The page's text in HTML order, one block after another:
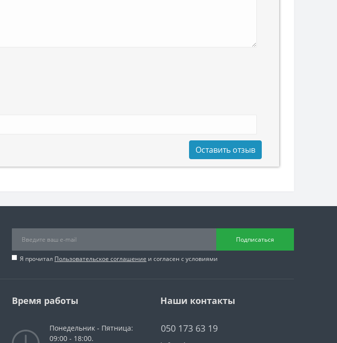
Оставить отзыв
Подписаться
Я прочитал Пользовательское соглашение и согласен с условиями
Время работы
Понедельник - Пятница:
09:00 - 18:00.
Наши контакты
050 173 63 19